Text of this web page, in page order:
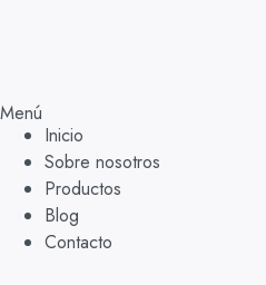
Menú
Inicio
Sobre nosotros
Productos
Blog
Contacto